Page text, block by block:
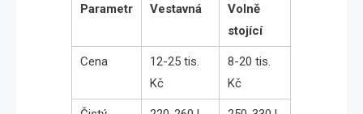
Parametr Vestavná
Volně
stojící
Cena
12-25 tis.
Kč
8-20 tis.
Kč